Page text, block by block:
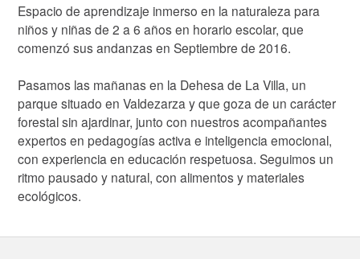
Espacio de aprendizaje inmerso en la naturaleza para
niños y niñas de 2 a 6 años en horario escolar, que
comenzó sus andanzas en Septiembre de 2016.
Pasamos las mañanas en la Dehesa de La Villa, un
parque situado en Valdezarza y que goza de un carácter
forestal sin ajardinar, junto con nuestros acompañantes
expertos en pedagogías activa e inteligencia emocional,
con experiencia en educación respetuosa. Seguimos un
ritmo pausado y natural, con alimentos y materiales
ecológicos.